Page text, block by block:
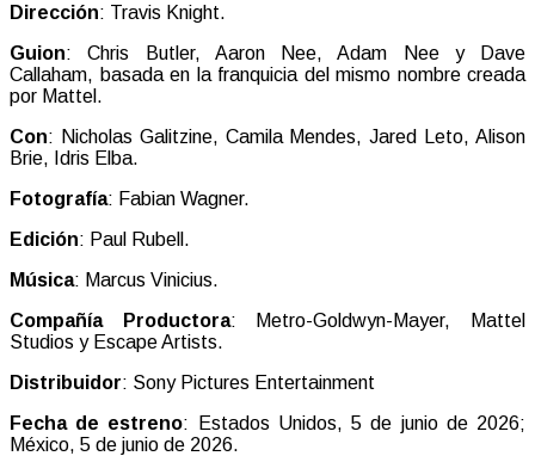
Dirección: Travis Knight.
Guion: Chris Butler, Aaron Nee, Adam Nee y Dave
Callaham, basada en la franquicia del mismo nombre creada
por Mattel.
Con: Nicholas Galitzine, Camila Mendes, Jared Leto, Alison
Brie, Idris Elba.
Fotografía: Fabian Wagner.
Edición: Paul Rubell.
Música: Marcus Vinicius.
Compañía Productora: Metro-Goldwyn-Mayer, Mattel
Studios y Escape Artists.
Distribuidor: Sony Pictures Entertainment
Fecha de estreno: Estados Unidos, 5 de junio de 2026;
México, 5 de junio de 2026.